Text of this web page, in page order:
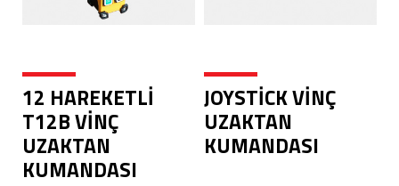
12 HAREKETLİ
T12B VİNÇ
UZAKTAN
KUMANDASI
JOYSTİCK VİNÇ
UZAKTAN
KUMANDASI